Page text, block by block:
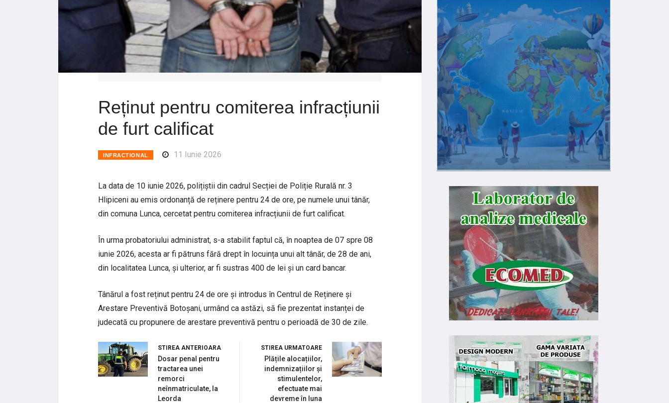
Reținut pentru comiterea infracțiunii
de furt calificat
INFRACTIONAL 11 Iunie 2026
La data de 10 iunie 2026, polițiștii din cadrul Secției de Poliție Rurală nr. 3
Hlipiceni au emis ordonanță de reținere pentru 24 de ore, pe numele unui tânăr,
din comuna Lunca, cercetat pentru comiterea infracțiunii de furt calificat.
În urma probatoriului administrat, s-a stabilit faptul că, în noaptea de 07 spre 08
iunie 2026, acesta ar fi pătruns fără drept în locuința unui alt tânăr, de 28 de ani,
din localitatea Lunca, și ulterior, ar fi sustras 400 de lei și un card bancar.
Tânărul a fost reținut pentru 24 de ore și introdus în Centrul de Reținere și
Arestare Preventivă Botoșani, urmând ca astăzi, să fie prezentat instanței de
judecată cu propunere de arestare preventivă pentru o perioadă de 30 de zile.
STIREA ANTERIOARA
Dosar penal pentru
tractarea unei
remorci
neînmatriculate, la
Leorda
STIREA URMATOARE
Plățile alocațiilor,
indemnizațiilor și
stimulentelor,
efectuate mai
devreme în luna